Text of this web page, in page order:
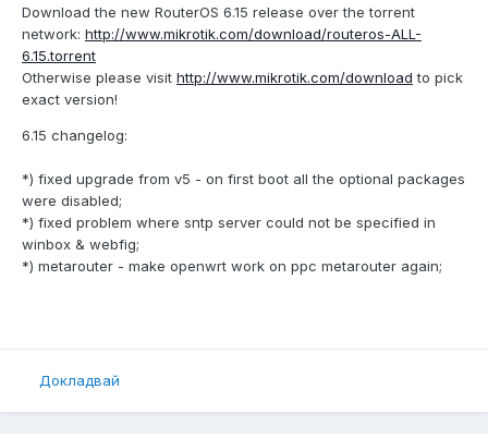
Download the new RouterOS 6.15 release over the torrent
network: http://www.mikrotik.com/download/routeros-ALL-
6.15.torrent
Otherwise please visit http://www.mikrotik.com/download to pick
exact version!
6.15 changelog:
*) fixed upgrade from v5 - on first boot all the optional packages
were disabled;
*) fixed problem where sntp server could not be specified in
winbox & webfig;
*) metarouter - make openwrt work on ppc metarouter again;
Докладвай